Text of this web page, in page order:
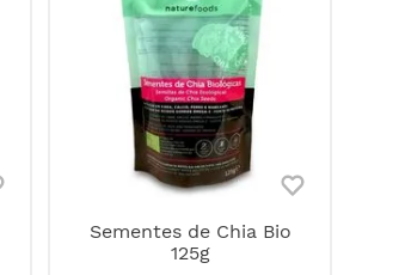
Sementes de Chia Bio
125g